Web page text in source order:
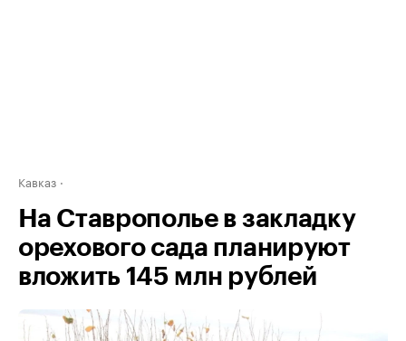
Кавказ
На Ставрополье в закладку
орехового сада планируют
вложить 145 млн рублей